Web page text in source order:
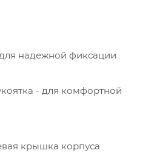
надежной фиксации
- для комфортной
крышка корпуса